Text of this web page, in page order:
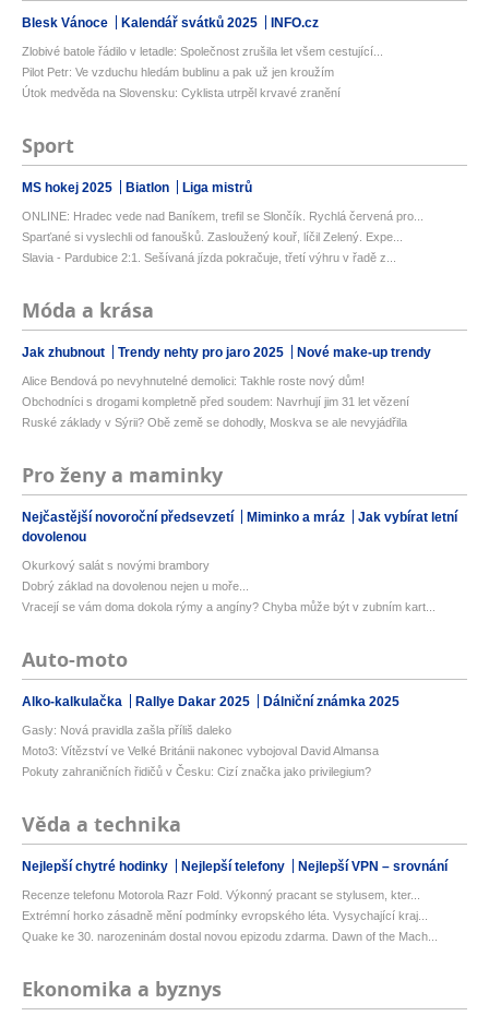
Blesk Vánoce Kalendář svátků 2025 INFO.cz
Zlobivé batole řádilo v letadle: Společnost zrušila let všem cestující...
Pilot Petr: Ve vzduchu hledám bublinu a pak už jen kroužím
Útok medvěda na Slovensku: Cyklista utrpěl krvavé zranění
Sport
MS hokej 2025 Biatlon Liga mistrů
ONLINE: Hradec vede nad Baníkem, trefil se Slončík. Rychlá červená pro...
Sparťané si vyslechli od fanoušků. Zasloužený kouř, líčil Zelený. Expe...
Slavia - Pardubice 2:1. Sešívaná jízda pokračuje, třetí výhru v řadě z...
Móda a krása
Jak zhubnout Trendy nehty pro jaro 2025 Nové make-up trendy
Alice Bendová po nevyhnutelné demolici: Takhle roste nový dům!
Obchodníci s drogami kompletně před soudem: Navrhují jim 31 let vězení
Ruské základy v Sýrii? Obě země se dohodly, Moskva se ale nevyjádřila
Pro ženy a maminky
Nejčastější novoroční předsevzetí Miminko a mráz
Jak vybírat letní
dovolenou
Okurkový salát s novými brambory
Dobrý základ na dovolenou nejen u moře...
Vracejí se vám doma dokola rýmy a angíny? Chyba může být v zubním kart...
Auto-moto
Alko-kalkulačka Rallye Dakar 2025 Dálniční známka 2025
Gasly: Nová pravidla zašla příliš daleko
Moto3: Vítězství ve Velké Británii nakonec vybojoval David Almansa
Pokuty zahraničních řidičů v Česku: Cizí značka jako privilegium?
Věda a technika
Nejlepší chytré hodinky Nejlepší telefony Nejlepší VPN – srovnání
Recenze telefonu Motorola Razr Fold. Výkonný pracant se stylusem, kter...
Extrémní horko zásadně mění podmínky evropského léta. Vysychající kraj...
Quake ke 30. narozeninám dostal novou epizodu zdarma. Dawn of the Mach...
Ekonomika a byznys